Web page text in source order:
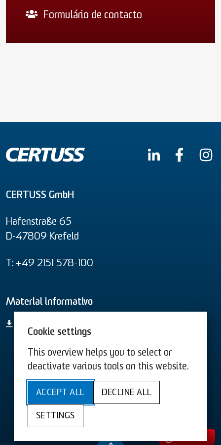
Cookie settings
This overview helps you to select or
deactivate various tools on this website.
ACCEPT ALL DECLINE ALL
SETTINGS
Formulário de contacto
CERTUSS GmbH
Hafenstraße 65
D-47809 Krefeld
T: +49 2151 578-100
Material informativo
Termos e Condições US
Termos e Condições
Sitemap
Acessibilidade
Política de privacidade
Ficha técnica